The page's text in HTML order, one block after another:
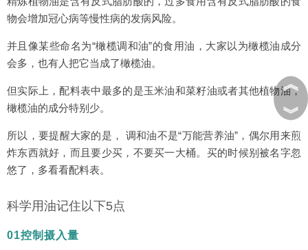
物会增加冠心病等慢性病的发病风险。
并且像某些命名为“橄榄调和油”的食用油，大家以为橄榄油成分
会多，也有人把它当成了橄榄油。
但实际上，配料表中最多的是玉米油和菜籽油或者其他植物油，
橄榄油的成分特别少。
所以，要提醒大家的是， 调和油不是“万能营养油”，偶尔用来煎
炸东西就好，而且要少买，不要买一大桶。买的时候别被名字忽
悠了，多看看配料表。
科学用油记住以下5点
01控制摄入量
︽
︾